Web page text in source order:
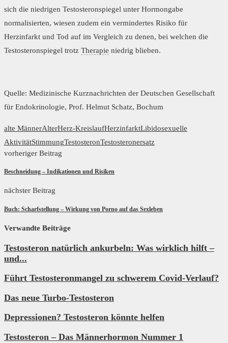
sich die niedrigen Testosteronspiegel unter Hormongabe
normalisierten, wiesen zudem ein vermindertes Risiko für
Herzinfarkt und Tod auf im Vergleich zu denen, bei welchen die
Testosteronspiegel trotz Therapie niedrig blieben.
Quelle: Medizinische Kurznachrichten der Deutschen Gesellschaft
für Endokrinologie, Prof. Helmut Schatz, Bochum
alte MännerAlterHerz-KreislaufHerzinfarktLibidosexuelle
AktivitätStimmungTestosteronTestosteronersatz
vorheriger Beitrag
Beschneidung – Indikationen und Risiken
nächster Beitrag
Buch: Scharfstellung – Wirkung von Porno auf das Sexleben
Verwandte Beiträge
Testosteron natürlich ankurbeln: Was wirklich hilft –
und...
Führt Testosteronmangel zu schwerem Covid-Verlauf?
Das neue Turbo-Testosteron
Depressionen? Testosteron könnte helfen
Testosteron – Das Männerhormon Nummer 1